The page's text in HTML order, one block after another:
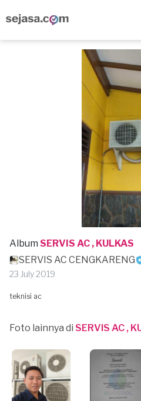
Album SERVIS AC , KULKAS
SERVIS AC CENGKARENG
23 July 2019
teknisi ac
Foto lainnya di SERVIS AC ,